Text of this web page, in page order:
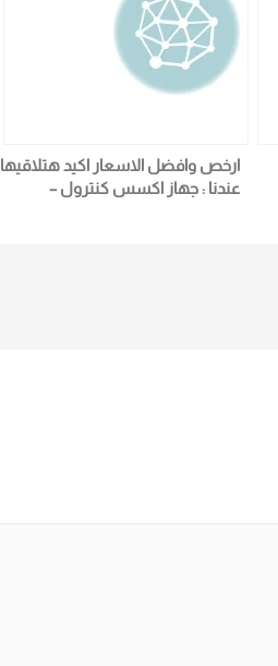
ارخص وافضل الاسعار اكيد هتلاقيها
عندنا : جهاز اكسس كنترول –